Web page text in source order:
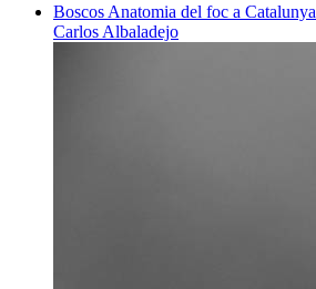
Boscos Anatomia del foc a Catalunya
Carlos Albaladejo